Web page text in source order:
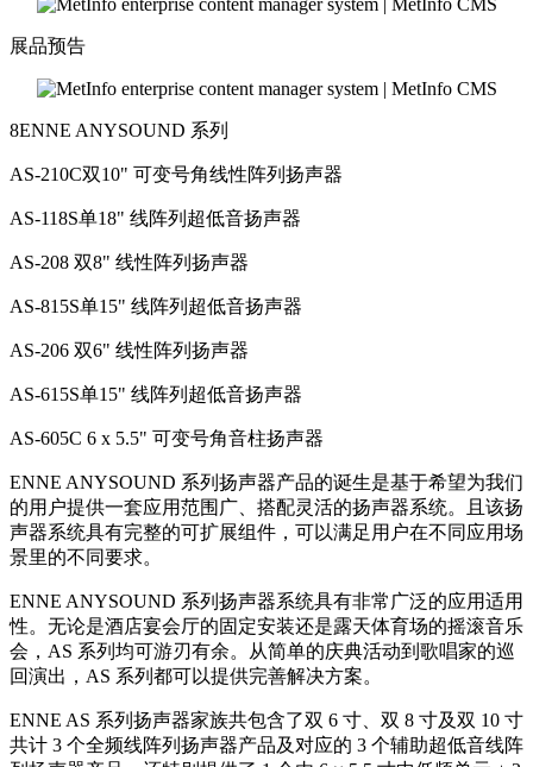
展品预告
8ENNE ANYSOUND 系列
AS-210C双10" 可变号角线性阵列扬声器
AS-118S单18" 线阵列超低音扬声器
AS-208 双8" 线性阵列扬声器
AS-815S单15" 线阵列超低音扬声器
AS-206 双6" 线性阵列扬声器
AS-615S单15" 线阵列超低音扬声器
AS-605C 6 x 5.5" 可变号角音柱扬声器
ENNE ANYSOUND 系列扬声器产品的诞生是基于希望为我们
的用户提供一套应用范围广、搭配灵活的扬声器系统。且该扬
声器系统具有完整的可扩展组件，可以满足用户在不同应用场
景里的不同要求。
ENNE ANYSOUND 系列扬声器系统具有非常广泛的应用适用
性。无论是酒店宴会厅的固定安装还是露天体育场的摇滚音乐
会，AS 系列均可游刃有余。从简单的庆典活动到歌唱家的巡
回演出，AS 系列都可以提供完善解决方案。
ENNE AS 系列扬声器家族共包含了双 6 寸、双 8 寸及双 10 寸
共计 3 个全频线阵列扬声器产品及对应的 3 个辅助超低音线阵